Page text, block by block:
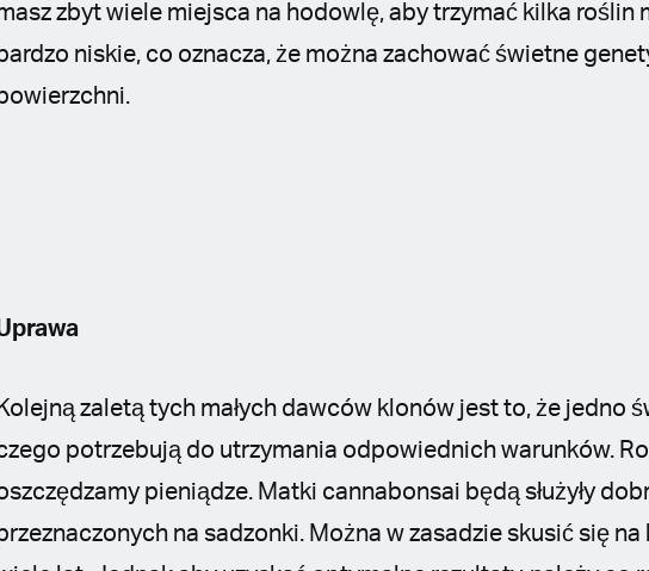
zbyt wiele miejsca na hodowlę, aby trzymać kilka roślin
bardzo niskie, co oznacza, że można zachować świetne
Kolejną zaletą tych małych dawców klonów jest to, że jedno
potrzebują do utrzymania odpowiednich warunków.
pieniądze. Matki cannabonsai będą służyły
na sadzonki. Można w zasadzie skusić się